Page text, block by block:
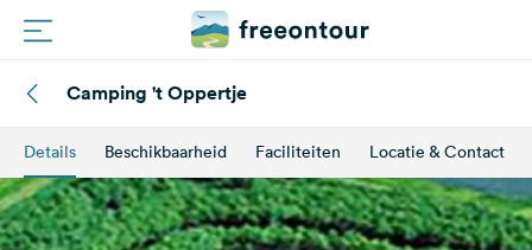
Routes
Campings
Magazine
Camping 't Oppertje
Details Beschikbaarheid Faciliteiten Locatie & Contact